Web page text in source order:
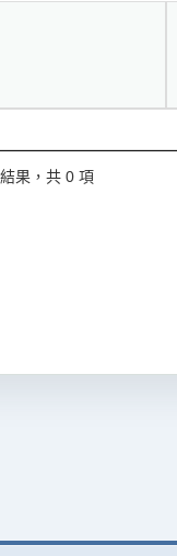
果，共 0 項